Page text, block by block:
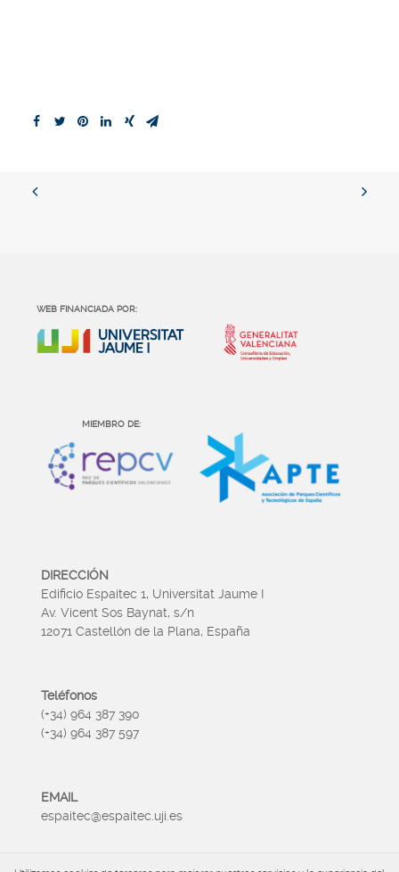
WEB FINANCIADA POR:
MIEMBRO DE:
DIRECCIÓN
Edificio Espaitec 1, Universitat Jaume I
Av. Vicent Sos Baynat, s/n
12071 Castellón de la Plana, España
Teléfonos
(+34) 964 387 390
(+34) 964 387 597
EMAIL
espaitec@espaitec.uji.es